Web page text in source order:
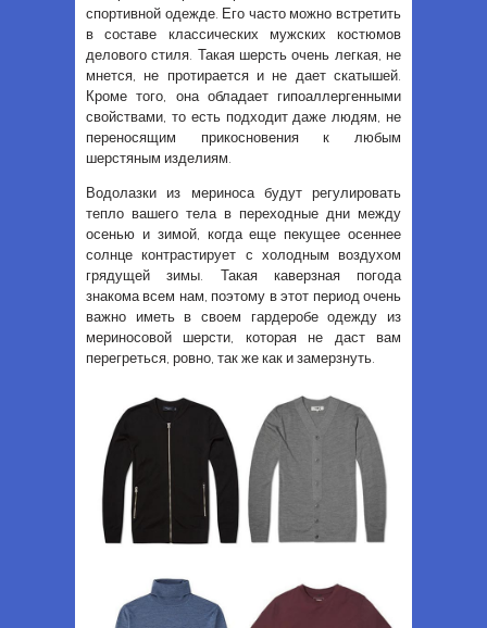
спортивной одежде. Его часто можно встретить
в составе классических мужских костюмов
делового стиля. Такая шерсть очень легкая, не
мнется, не протирается и не дает скатышей.
Кроме того, она обладает гипоаллергенными
свойствами, то есть подходит даже людям, не
переносящим прикосновения к любым
шерстяным изделиям.
Водолазки из мериноса будут регулировать
тепло вашего тела в переходные дни между
осенью и зимой, когда еще пекущее осеннее
солнце контрастирует с холодным воздухом
грядущей зимы. Такая каверзная погода
знакома всем нам, поэтому в этот период очень
важно иметь в своем гардеробе одежду из
мериносовой шерсти, которая не даст вам
перегреться, ровно, так же как и замерзнуть.